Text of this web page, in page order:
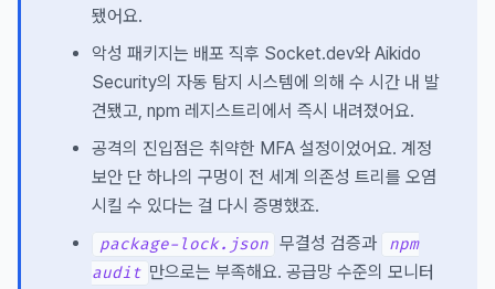
됐어요.
악성 패키지는 배포 직후 Socket.dev와 Aikido
Security의 자동 탐지 시스템에 의해 수 시간 내 발
견됐고, npm 레지스트리에서 즉시 내려졌어요.
공격의 진입점은 취약한 MFA 설정이었어요. 계정
보안 단 하나의 구멍이 전 세계 의존성 트리를 오염
시킬 수 있다는 걸 다시 증명했죠.
package-lock.json 무결성 검증과
npm
audit 만으로는 부족해요. 공급망 수준의 모니터